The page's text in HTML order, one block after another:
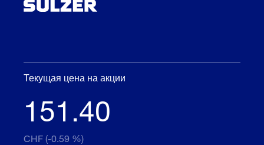
Текущая цена на акции
151.40
CHF (-0.59 %)